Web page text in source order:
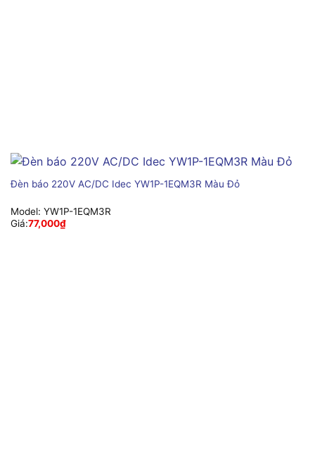
Đèn báo 220V AC/DC Idec YW1P-1EQM3R Màu Đỏ
Model: YW1P-1EQM3R
Giá:77,000₫